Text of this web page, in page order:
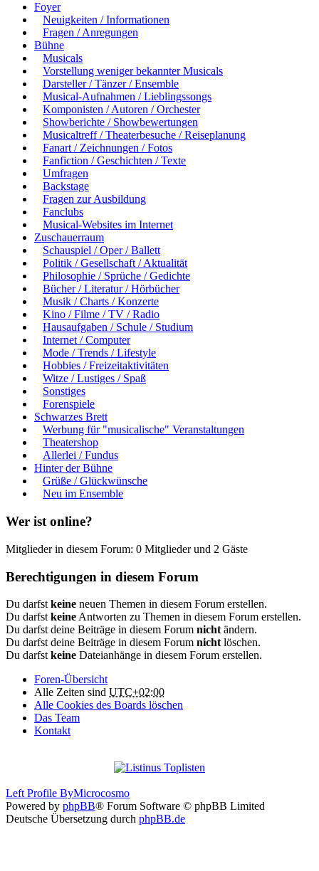
Foyer
Neuigkeiten / Informationen
Fragen / Anregungen
Bühne
Musicals
Vorstellung weniger bekannter Musicals
Darsteller / Tänzer / Ensemble
Musical-Aufnahmen / Lieblingssongs
Komponisten / Autoren / Orchester
Showberichte / Showbewertungen
Musicaltreff / Theaterbesuche / Reiseplanung
Fanart / Zeichnungen / Fotos
Fanfiction / Geschichten / Texte
Umfragen
Backstage
Fragen zur Ausbildung
Fanclubs
Musical-Websites im Internet
Zuschauerraum
Schauspiel / Oper / Ballett
Politik / Gesellschaft / Aktualität
Philosophie / Sprüche / Gedichte
Bücher / Literatur / Hörbücher
Musik / Charts / Konzerte
Kino / Filme / TV / Radio
Hausaufgaben / Schule / Studium
Internet / Computer
Mode / Trends / Lifestyle
Hobbies / Freizeitaktivitäten
Witze / Lustiges / Spaß
Sonstiges
Forenspiele
Schwarzes Brett
Werbung für "musicalische" Veranstaltungen
Theatershop
Allerlei / Fundus
Hinter der Bühne
Grüße / Glückwünsche
Neu im Ensemble
Wer ist online?
Mitglieder in diesem Forum: 0 Mitglieder und 2 Gäste
Berechtigungen in diesem Forum
Du darfst keine neuen Themen in diesem Forum erstellen.
Du darfst keine Antworten zu Themen in diesem Forum erstellen.
Du darfst deine Beiträge in diesem Forum nicht ändern.
Du darfst deine Beiträge in diesem Forum nicht löschen.
Du darfst keine Dateianhänge in diesem Forum erstellen.
Foren-Übersicht
Alle Zeiten sind UTC+02:00
Alle Cookies des Boards löschen
Das Team
Kontakt
Left Profile ByMicrocosmo
Powered by phpBB® Forum Software © phpBB Limited
Deutsche Übersetzung durch phpBB.de